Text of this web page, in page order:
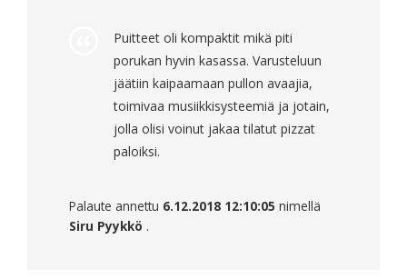
Puitteet oli kompaktit mikä piti
porukan hyvin kasassa. Varusteluun
jäätiin kaipaamaan pullon avaajia,
toimivaa musiikkisysteemiä ja jotain,
jolla olisi voinut jakaa tilatut pizzat
paloiksi.
Palaute annettu 6.12.2018 12:10:05 nimellä
Siru Pyykkö .